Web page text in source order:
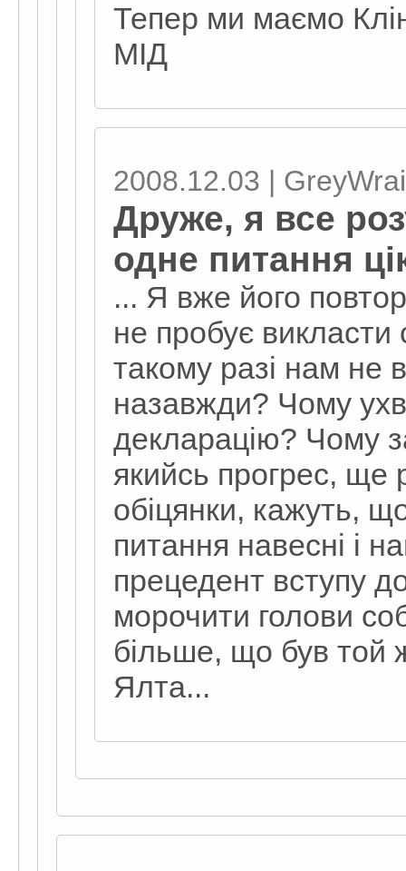
Тепер ми маємо
МІД
2008.12.03 |
Друже, я все
одне питання
... Я вже його
не пробує викласти
такому разі нам не
назавжди? Чому
декларацію? Чому
якийсь прогрес, ще
обіцянки, кажуть,
питання навесні і
прецедент вступу
морочити голови
більше, що був той
Ялта...